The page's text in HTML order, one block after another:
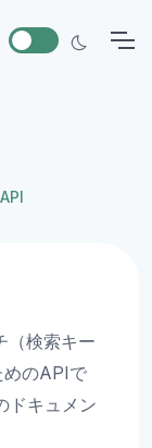
（検索キー
めのAPIで
ドキュメン